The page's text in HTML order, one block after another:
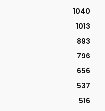
1040
1013
893
796
656
537
516